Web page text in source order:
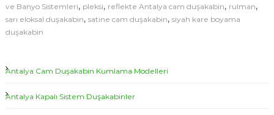
ve Banyo Sistemleri, pleksi, reflekte Antalya cam duşakabin, rulman,
sarı eloksal duşakabin, satine cam duşakabin, siyah kare boyama
duşakabin
Antalya Cam Duşakabin Kumlama Modelleri
Antalya Kapalı Sistem Duşakabinler